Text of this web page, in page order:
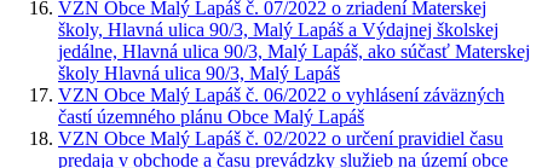
VZN Obce Malý Lapáš č. 07/2022 o zriadení Materskej
školy, Hlavná ulica 90/3, Malý Lapáš a Výdajnej školskej
jedálne, Hlavná ulica 90/3, Malý Lapáš, ako súčasť Materskej
školy Hlavná ulica 90/3, Malý Lapáš
VZN Obce Malý Lapáš č. 06/2022 o vyhlásení záväzných
častí územného plánu Obce Malý Lapáš
VZN Obce Malý Lapáš č. 02/2022 o určení pravidiel času
predaja v obchode a času prevádzky služieb na území obce